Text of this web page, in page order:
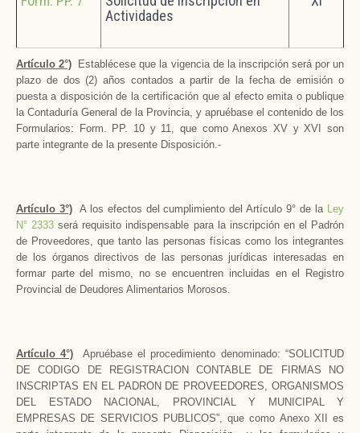
Actividades
Artículo 2°) Establécese que la vigencia de la inscripción será por un
plazo de dos (2) años contados a partir de la fecha de emisión o
puesta a disposición de la certificación que al efecto emita o publique
la Contaduría General de la Provincia, y apruébase el contenido de los
Formularios: Form. PP. 10 y 11, que como Anexos XV y XVI son
parte integrante de la presente Disposición.-
Artículo 3°)A los efectos del cumplimiento del Artículo 9° de la Ley
N° 2333será requisito indispensable para la inscripción en el Padrón
de Proveedores, que tanto las personas físicas como los integrantes
de los órganos directivos de las personas jurídicas interesadas en
formar parte del mismo, no se encuentren incluidas en el Registro
Provincial de Deudores Alimentarios Morosos.
Artículo 4°) Apruébase el procedimiento denominado: “SOLICITUD
DE CODIGO DE REGISTRACION CONTABLE DE FIRMAS NO
INSCRIPTAS EN EL PADRON DE PROVEEDORES, ORGANISMOS
DEL ESTADO NACIONAL, PROVINCIAL Y MUNICIPAL Y
EMPRESAS DE SERVICIOS PUBLICOS”, que como Anexo XII es